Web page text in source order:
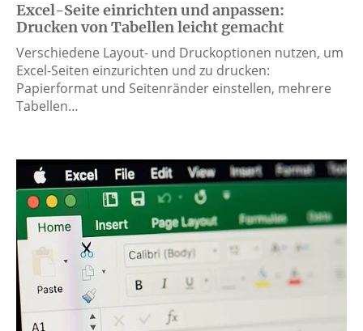
Excel-Seite einrichten und anpassen:
Drucken von Tabellen leicht gemacht
Verschiedene Layout- und Druckoptionen nutzen, um
Excel-Seiten einzurichten und zu drucken:
Papierformat und Seitenränder einstellen, mehrere
Tabellen…